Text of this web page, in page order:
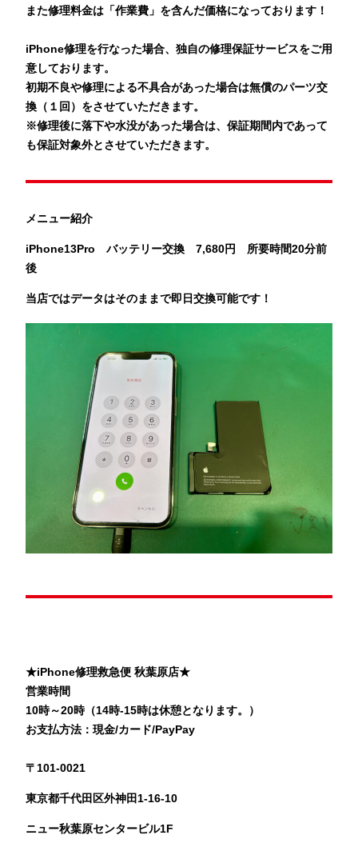
また修理料金は「作業費」を含んだ価格になっております！
iPhone修理を行なった場合、独自の修理保証サービスをご用
意しております。
初期不良や修理による不具合があった場合は無償のパーツ交
換（１回）をさせていただきます。
※修理後に落下や水没があった場合は、保証期間内であって
も保証対象外とさせていただきます。
メニュー紹介
iPhone13Pro バッテリー交換 7,680円 所要時間20分前
後
当店ではデータはそのままで即日交換可能です！
★iPhone修理救急便 秋葉原店★
営業時間
10時～20時（14時-15時は休憩となります。）
お支払方法：現金/カード/PayPay
〒101-0021
東京都千代田区外神田1-16-10
ニュー秋葉原センタービル1F